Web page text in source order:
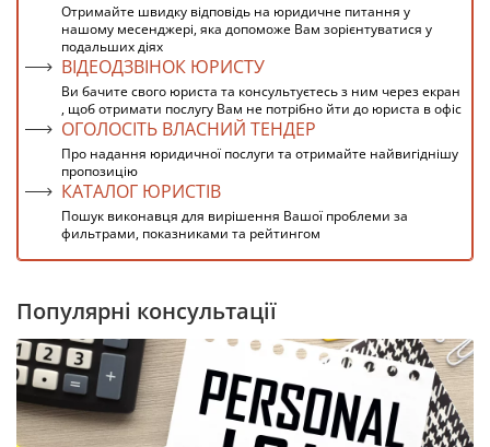
Отримайте швидку відповідь на юридичне питання у
нашому месенджері, яка допоможе Вам зорієнтуватися у
подальших діях
ВІДЕОДЗВІНОК ЮРИСТУ
Ви бачите свого юриста та консультуєтесь з ним через екран
, щоб отримати послугу Вам не потрібно йти до юриста в офіс
ОГОЛОСІТЬ ВЛАСНИЙ ТЕНДЕР
Про надання юридичної послуги та отримайте найвигіднішу
пропозицію
КАТАЛОГ ЮРИСТІВ
Пошук виконавця для вирішення Вашої проблеми за
фильтрами, показниками та рейтингом
Популярні консультації